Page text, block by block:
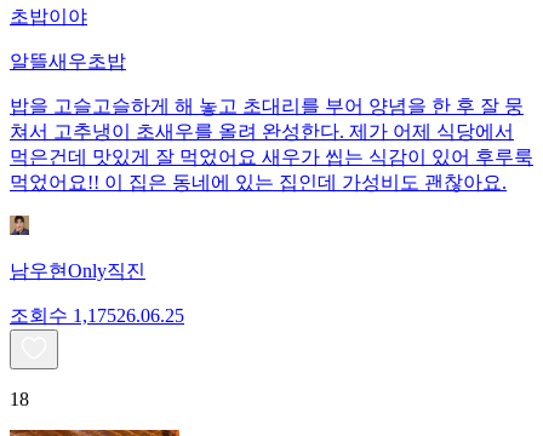
초밥이야
알뜰새우초밥
밥을 고슬고슬하게 해 놓고 초대리를 부어 양념을 한 후 잘 뭉
쳐서 고추냉이 초새우를 올려 완성한다. 제가 어제 식당에서
먹은건데 맛있게 잘 먹었어요 새우가 씹는 식감이 있어 후루룩
먹었어요!! 이 집은 동네에 있는 집인데 가성비도 괜찮아요.
남우현Only직진
조회수 1,17526.06.25
18